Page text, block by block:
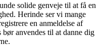
solide genveje til at få en
Herinde ser vi mange
en anmeldelse af
anvendes til at danne dig